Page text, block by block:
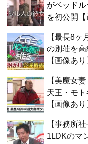
がベッド
を初公開【
【最長8ヶ
の別荘を高
【画像あり
【美魔女
天王・モ
【画像あり
【事務所
1LDKのマ